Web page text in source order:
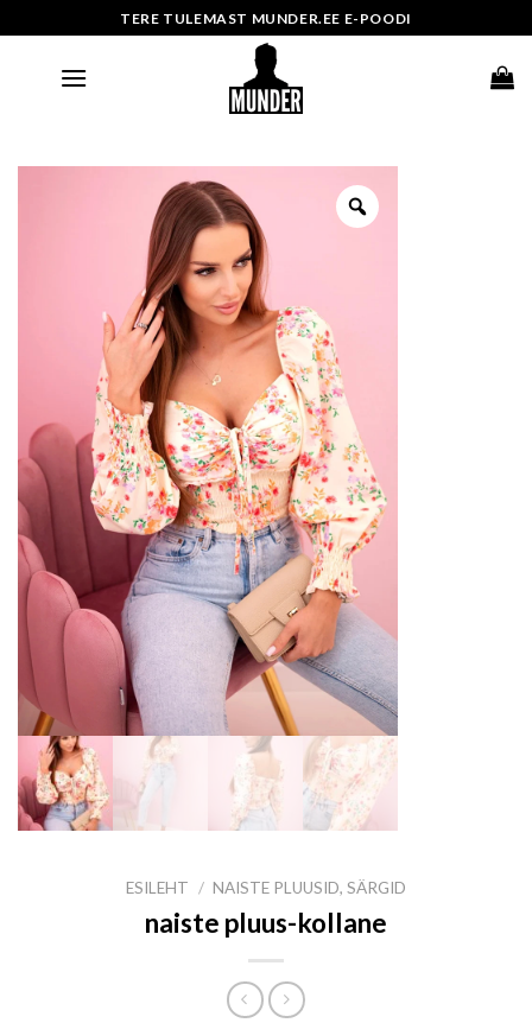
to
TERE TULEMAST MUNDER.EE E-POODI
ESILEHT / NAISTE PLUUSID, SÄRGID
naiste pluus-kollane